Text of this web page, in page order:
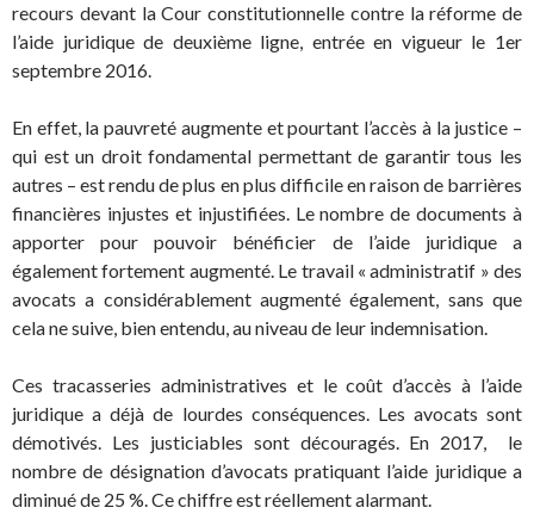
recours devant la Cour constitutionnelle contre la réforme de
l’aide juridique de deuxième ligne, entrée en vigueur le 1er
septembre 2016.
En effet, la pauvreté augmente et pourtant l’accès à la justice –
qui est un droit fondamental permettant de garantir tous les
autres – est rendu de plus en plus difficile en raison de barrières
financières injustes et injustifiées. Le nombre de documents à
apporter pour pouvoir bénéficier de l’aide juridique a
également fortement augmenté. Le travail « administratif » des
avocats a considérablement augmenté également, sans que
cela ne suive, bien entendu, au niveau de leur indemnisation.
Ces tracasseries administratives et le coût d’accès à l’aide
juridique a déjà de lourdes conséquences. Les avocats sont
démotivés. Les justiciables sont découragés. En 2017, le
nombre de désignation d’avocats pratiquant l’aide juridique a
diminué de 25 %. Ce chiffre est réellement alarmant.